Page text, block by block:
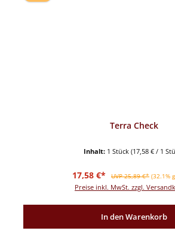
Terra Check
Inhalt: 1 Stück (17,58 € / 1
Verkaufspreis:
17,58 €* Regulärer Preis:
UVP 25,89 €* (32.1%
Preise inkl. MwSt. zzgl.
In den Warenkorb